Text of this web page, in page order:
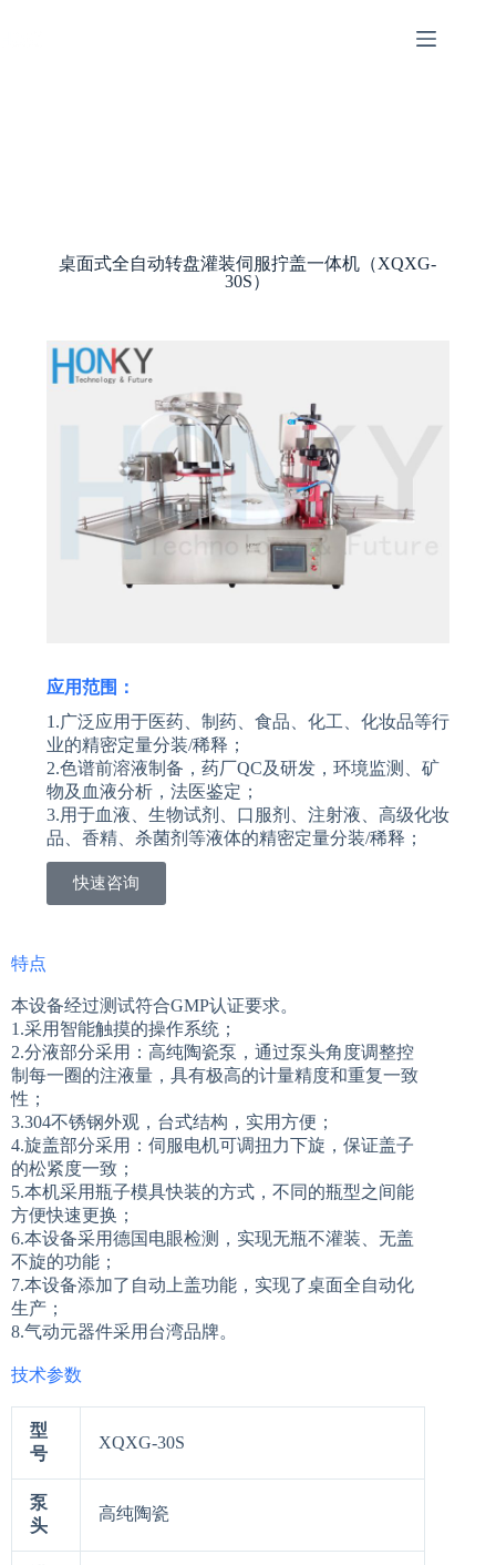
桌面式全自动转盘灌装伺服拧盖一体机（XQXG-
30S）
应用范围：
1.广泛应用于医药、制药、食品、化工、化妆品等行
业的精密定量分装/稀释；
2.色谱前溶液制备，药厂QC及研发，环境监测、矿
物及血液分析，法医鉴定；
3.用于血液、生物试剂、口服剂、注射液、高级化妆
品、香精、杀菌剂等液体的精密定量分装/稀释；
快速咨询
特点
本设备经过测试符合GMP认证要求。
1.采用智能触摸的操作系统；
2.分液部分采用：高纯陶瓷泵，通过泵头角度调整控
制每一圈的注液量，具有极高的计量精度和重复一致
性；
3.304不锈钢外观，台式结构，实用方便；
4.旋盖部分采用：伺服电机可调扭力下旋，保证盖子
的松紧度一致；
5.本机采用瓶子模具快装的方式，不同的瓶型之间能
方便快速更换；
6.本设备采用德国电眼检测，实现无瓶不灌装、无盖
不旋的功能；
7.本设备添加了自动上盖功能，实现了桌面全自动化
生产；
8.气动元器件采用台湾品牌。
技术参数
型
号
XQXG-30S
泵
头
高纯陶瓷